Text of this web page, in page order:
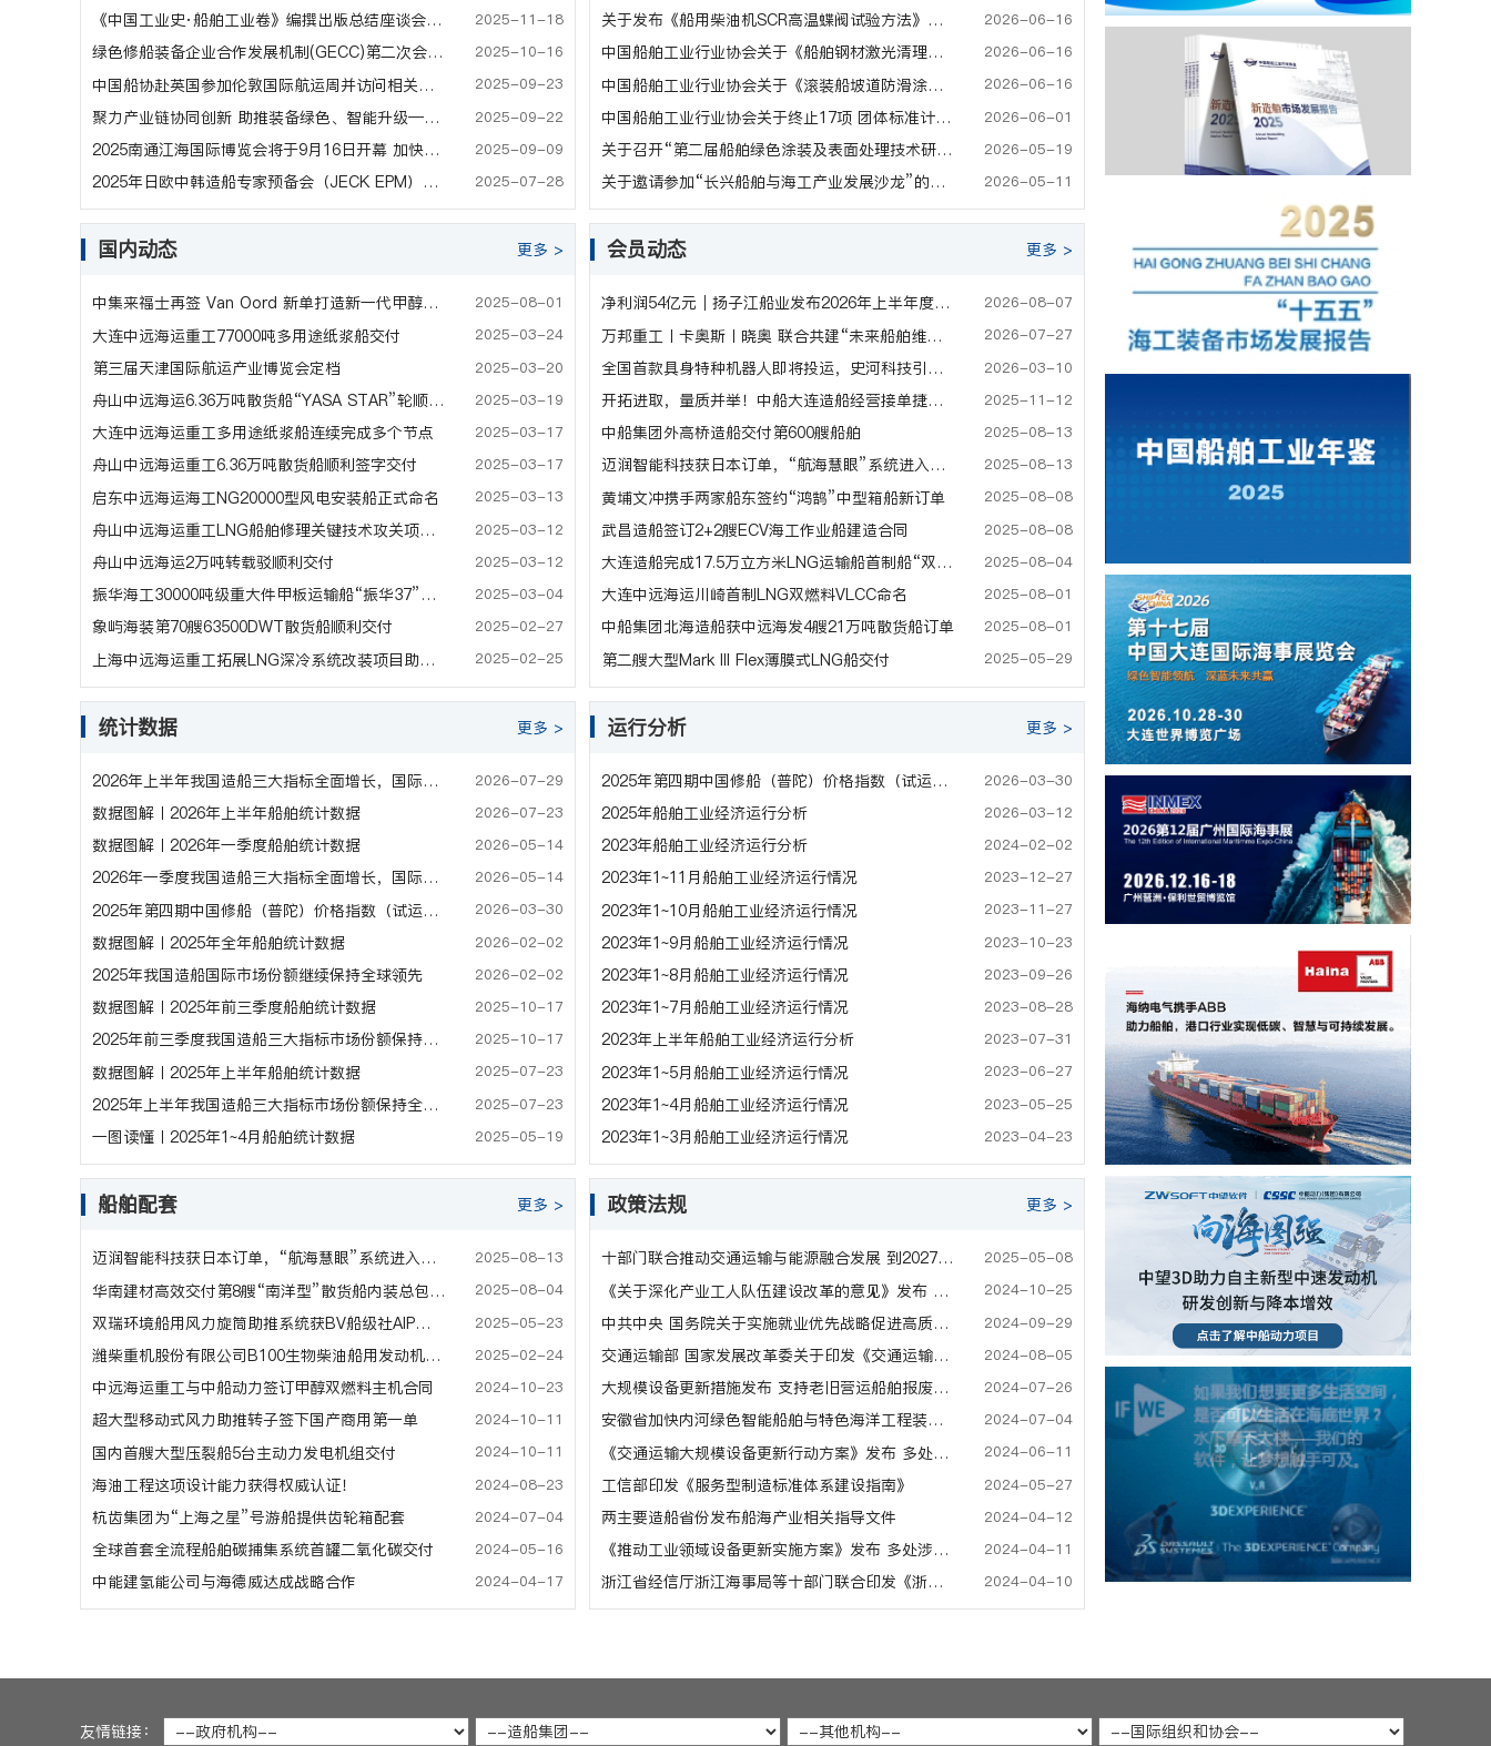
《中国工业史·船舶工业卷》编撰出版总结座谈会在京召开 2025-11-18
绿色修船装备企业合作发展机制(GECC)第二次会议在舟山召开 2025-10-16
中国船协赴英国参加伦敦国际航运周并访问相关行业组织和企业 2025-09-23
聚力产业链协同创新 助推装备绿色、智能升级——深远海新型海工装备论坛顺利召开 2025-09-22
2025南通江海国际博览会将于9月16日开幕 加快打造世界级船舶海工产业集群 2025-09-09
2025年日欧中韩造船专家预备会（JECK EPM）在日本今治召开 2025-07-28
关于发布《船用柴油机SCR高温蝶阀试验方法》等12项团体标准的公告 2026-06-16
中国船舶工业行业协会关于《船舶钢材激光清理安全要求》等5项团体标准的立项公示 2026-06-16
中国船舶工业行业协会关于《滚装船坡道防滑涂层施工工艺》等19项团体标准的立项公示 2026-06-16
中国船舶工业行业协会关于终止17项 团体标准计划的通知 2026-06-01
关于召开“第二届船舶绿色涂装及表面处理技术研讨会”的通知 2026-05-19
关于邀请参加“长兴船舶与海工产业发展沙龙”的通知 2026-05-11
国内动态 更多 >
中集来福士再签 Van Oord 新单打造新一代甲醇多燃料海底铺石船 2025-08-01
大连中远海运重工77000吨多用途纸浆船交付 2025-03-24
第三届天津国际航运产业博览会定档 2025-03-20
舟山中远海运6.36万吨散货船“YASA STAR”轮顺利签字交付 2025-03-19
大连中远海运重工多用途纸浆船连续完成多个节点 2025-03-17
舟山中远海运重工6.36万吨散货船顺利签字交付 2025-03-17
启东中远海运海工NG20000型风电安装船正式命名 2025-03-13
舟山中远海运重工LNG船舶修理关键技术攻关项目通过验收 2025-03-12
舟山中远海运2万吨转载驳顺利交付 2025-03-12
振华海工30000吨级重大件甲板运输船“振华37”轮顺利交付 2025-03-04
象屿海装第70艘63500DWT散货船顺利交付 2025-02-27
上海中远海运重工拓展LNG深冷系统改装项目助力企业创新发展 2025-02-25
会员动态 更多 >
净利润54亿元｜扬子江船业发布2026年上半年度财务业绩 2026-08-07
万邦重工丨卡奥斯丨晓奥 联合共建“未来船舶维修AI+Robot集群及智慧大脑” 2026-07-27
全国首款具身特种机器人即将投运，史河科技引领船舶海工迈入“数据驱动”新时代 2026-03-10
开拓进取，量质并举！中船大连造船经营接单捷报频传！ 2025-11-12
中船集团外高桥造船交付第600艘船舶 2025-08-13
迈润智能科技获日本订单，“航海慧眼”系统进入海外市场 2025-08-13
黄埔文冲携手两家船东签约“鸿鹄”中型箱船新订单 2025-08-08
武昌造船签订2+2艘ECV海工作业船建造合同 2025-08-08
大连造船完成17.5万立方米LNG运输船首制船“双试合一”试航 2025-08-04
大连中远海运川崎首制LNG双燃料VLCC命名 2025-08-01
中船集团北海造船获中远海发4艘21万吨散货船订单 2025-08-01
第二艘大型Mark III Flex薄膜式LNG船交付 2025-05-29
统计数据 更多 >
2026年上半年我国造船三大指标全面增长，国际市场份额继续领先 2026-07-29
数据图解丨2026年上半年船舶统计数据 2026-07-23
数据图解丨2026年一季度船舶统计数据 2026-05-14
2026年一季度我国造船三大指标全面增长，国际市场份额保持全球领先 2026-05-14
2025年第四期中国修船（普陀）价格指数（试运行） 2026-03-30
数据图解丨2025年全年船舶统计数据 2026-02-02
2025年我国造船国际市场份额继续保持全球领先 2026-02-02
数据图解丨2025年前三季度船舶统计数据 2025-10-17
2025年前三季度我国造船三大指标市场份额保持全球领先 2025-10-17
数据图解丨2025年上半年船舶统计数据 2025-07-23
2025年上半年我国造船三大指标市场份额保持全球领先 2025-07-23
一图读懂丨2025年1~4月船舶统计数据 2025-05-19
运行分析 更多 >
2025年第四期中国修船（普陀）价格指数（试运行） 2026-03-30
2025年船舶工业经济运行分析 2026-03-12
2023年船舶工业经济运行分析 2024-02-02
2023年1~11月船舶工业经济运行情况 2023-12-27
2023年1~10月船舶工业经济运行情况 2023-11-27
2023年1~9月船舶工业经济运行情况 2023-10-23
2023年1~8月船舶工业经济运行情况 2023-09-26
2023年1~7月船舶工业经济运行情况 2023-08-28
2023年上半年船舶工业经济运行分析 2023-07-31
2023年1~5月船舶工业经济运行情况 2023-06-27
2023年1~4月船舶工业经济运行情况 2023-05-25
2023年1~3月船舶工业经济运行情况 2023-04-23
船舶配套 更多 >
迈润智能科技获日本订单，“航海慧眼”系统进入海外市场 2025-08-13
华南建材高效交付第8艘“南洋型”散货船内装总包工程 2025-08-04
双瑞环境船用风力旋筒助推系统获BV船级社AIP认证 2025-05-23
潍柴重机股份有限公司B100生物柴油船用发动机型式获得认可 2025-02-24
中远海运重工与中船动力签订甲醇双燃料主机合同 2024-10-23
超大型移动式风力助推转子签下国产商用第一单 2024-10-11
国内首艘大型压裂船5台主动力发电机组交付 2024-10-11
海油工程这项设计能力获得权威认证！ 2024-08-23
杭齿集团为“上海之星”号游船提供齿轮箱配套 2024-07-04
全球首套全流程船舶碳捕集系统首罐二氧化碳交付 2024-05-16
中能建氢能公司与海德威达成战略合作 2024-04-17
政策法规 更多 >
十部门联合推动交通运输与能源融合发展 到2027年交通行业电能占比达10% 2025-05-08
《关于深化产业工人队伍建设改革的意见》发布 事关船舶工业技术人才队伍建设 2024-10-25
中共中央 国务院关于实施就业优先战略促进高质量充分就业的意见 2024-09-29
交通运输部 国家发展改革委关于印发《交通运输老旧营运船舶报废更新补贴实施细则》的通知 2024-08-05
大规模设备更新措施发布 支持老旧营运船舶报废更新 2024-07-26
安徽省加快内河绿色智能船舶与特色海洋工程装备高质量发展实施方案（2024-2027年） 2024-07-04
《交通运输大规模设备更新行动方案》发布 多处涉及船舶行业 2024-06-11
工信部印发《服务型制造标准体系建设指南》 2024-05-27
两主要造船省份发布船海产业相关指导文件 2024-04-12
《推动工业领域设备更新实施方案》发布 多处涉及船舶行业 2024-04-11
浙江省经信厅浙江海事局等十部门联合印发《浙江省高端船舶与海工装备产业集群建设行动方案》 2024-04-10
友情链接：